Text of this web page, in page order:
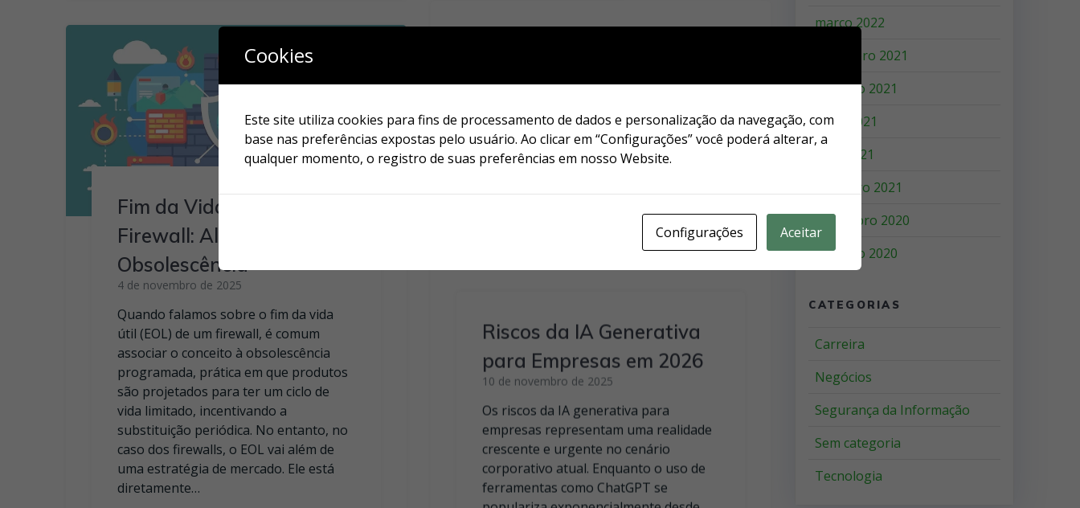
Riscos da IA Generativa
Os riscos da IA generativa para
empresas representam uma realidade
crescente e urgente no cenário
ferramentas como ChatGPT se
populariza exponencialmente desde
2017, colaboradores inadvertidamente
alimentam essas plataformas com
dados confidenciais que jamais
Fim da Vida Útil do
Firewall: Além da
Obsolescência
4 de novembro de 2025
Quando falamos sobre o fim da vida
útil (EOL) de um firewall, é comum
associar o conceito à obsolescência
programada, prática em que produtos
são projetados para ter um ciclo de
vida limitado, incentivando a
substituição periódica. No entanto, no
caso dos firewalls, o EOL vai além de
uma estratégia de mercado. Ele está
diretamente…
março 2022
dezembro 2021
outubro 2021
julho 2021
abril 2021
fevereiro 2021
novembro 2020
outubro 2020
CATEGORIAS
Carreira
Negócios
Segurança da Informação
Sem categoria
Tecnologia
Cookies
Este site utiliza cookies para fins de processamento de dados e personalização da navegação, com
base nas preferências expostas pelo usuário. Ao clicar em “Configurações” você poderá alterar, a
qualquer momento, o registro de suas preferências em nosso Website.
Configurações Aceitar